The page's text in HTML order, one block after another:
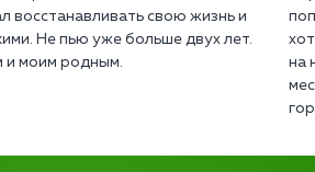
восстанавливать свою жизнь и
Не пью уже больше двух лет.
и моим родным.
на